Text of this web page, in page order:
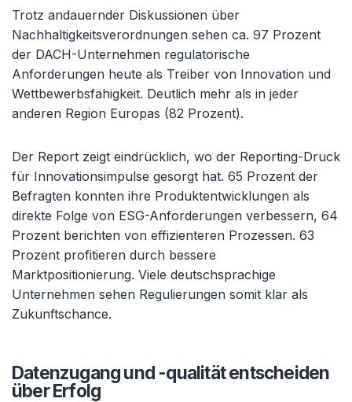
Trotz andauernder Diskussionen über
Nachhaltigkeitsverordnungen sehen ca. 97 Prozent
der DACH-Unternehmen regulatorische
Anforderungen heute als Treiber von Innovation und
Wettbewerbsfähigkeit. Deutlich mehr als in jeder
anderen Region Europas (82 Prozent).
Der Report zeigt eindrücklich, wo der Reporting-Druck
für Innovationsimpulse gesorgt hat. 65 Prozent der
Befragten konnten ihre Produktentwicklungen als
direkte Folge von ESG-Anforderungen verbessern, 64
Prozent berichten von effizienteren Prozessen. 63
Prozent profitieren durch bessere
Marktpositionierung. Viele deutschsprachige
Unternehmen sehen Regulierungen somit klar als
Zukunftschance.
Datenzugang und -qualität entscheiden
über Erfolg